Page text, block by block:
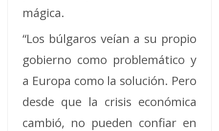
mágica.
“Los búlgaros veían a su propio
gobierno como problemático y
a Europa como la solución. Pero
desde que la crisis económica
cambió, no pueden confiar en